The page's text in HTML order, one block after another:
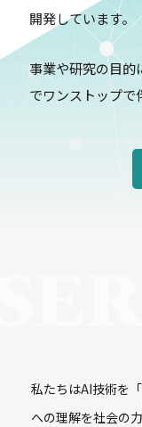
開発しています。
事業や研究の目的
でワンストップで
私たちはAI技術を
への理解を社会の